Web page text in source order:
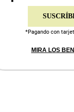
*Pagando con
MIRA LOS